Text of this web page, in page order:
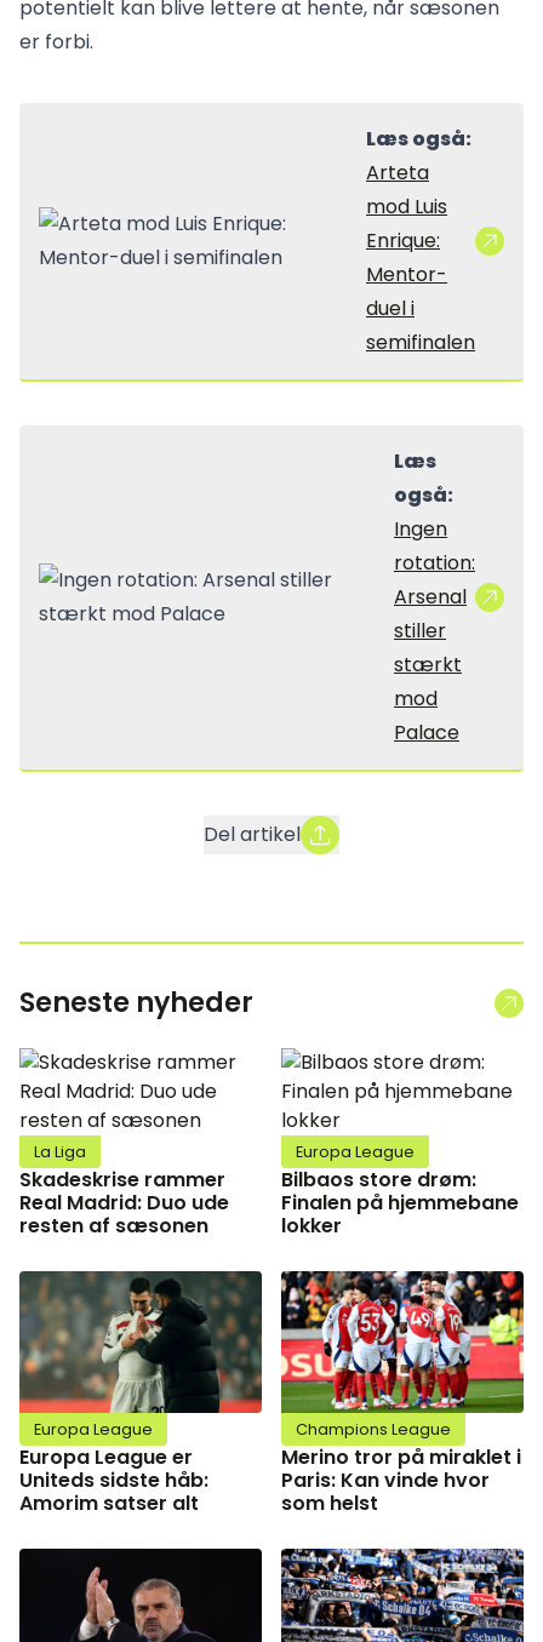
potentielt kan blive lettere at hente, når sæsonen
er forbi.
Læs også:
Arteta
mod Luis
Enrique:
Mentor-
duel i
semifinalen
Læs
også:
Ingen
rotation:
Arsenal
stiller
stærkt
mod
Palace
Del artikel
Seneste nyheder
La Liga
Skadeskrise rammer
Real Madrid: Duo ude
resten af sæsonen
Europa League
Bilbaos store drøm:
Finalen på hjemmebane
lokker
Europa League
Europa League er
Uniteds sidste håb:
Amorim satser alt
Champions League
Merino tror på miraklet i
Paris: Kan vinde hvor
som helst